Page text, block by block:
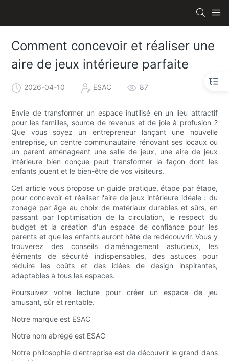
Comment concevoir et réaliser une
aire de jeux intérieure parfaite
2026-04-10 ESAC 87
Envie de transformer un espace inutilisé en un lieu attractif
pour les familles, source de revenus et de joie à profusion ?
Que vous soyez un entrepreneur lançant une nouvelle
entreprise, un centre communautaire rénovant ses locaux ou
un parent aménageant une salle de jeux, une aire de jeux
intérieure bien conçue peut transformer la façon dont les
enfants jouent et le bien-être de vos visiteurs.
Cet article vous propose un guide pratique, étape par étape,
pour concevoir et réaliser l'aire de jeux intérieure idéale : du
zonage par âge au choix de matériaux durables et sûrs, en
passant par l'optimisation de la circulation, le respect du
budget et la création d'un espace de confiance pour les
parents et que les enfants auront hâte de redécouvrir. Vous y
trouverez des conseils d'aménagement astucieux, les
éléments de sécurité indispensables, des astuces pour
réduire les coûts et des idées de design inspirantes,
adaptables à tous les espaces.
Poursuivez votre lecture pour créer un espace de jeu
amusant, sûr et rentable.
Notre marque est ESAC
Notre nom abrégé est ESAC
Notre philosophie d'entreprise est de découvrir le grand dans